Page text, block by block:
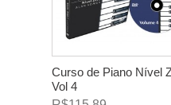
Curso de Piano Nível
Vol 4